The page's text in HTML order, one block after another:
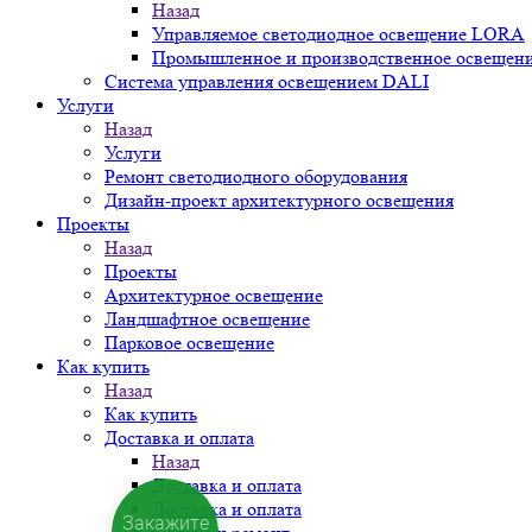
Назад
Управляемое светодиодное освещение LORA
Промышленное и производственное
Система управления освещением DALI
Услуги
Назад
Услуги
Ремонт светодиодного оборудования
Дизайн-проект архитектурного освещения
Проекты
Назад
Проекты
Архитектурное освещение
Ландшафтное освещение
Парковое освещение
Как купить
Назад
Как купить
Доставка и оплата
Назад
Доставка и оплата
Доставка и оплата
Закажите